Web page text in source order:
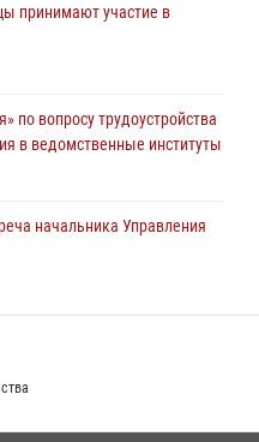
принимают участие в
по вопросу трудоустройства
в ведомственные институты
начальника Управления
готовность детских
учебному году